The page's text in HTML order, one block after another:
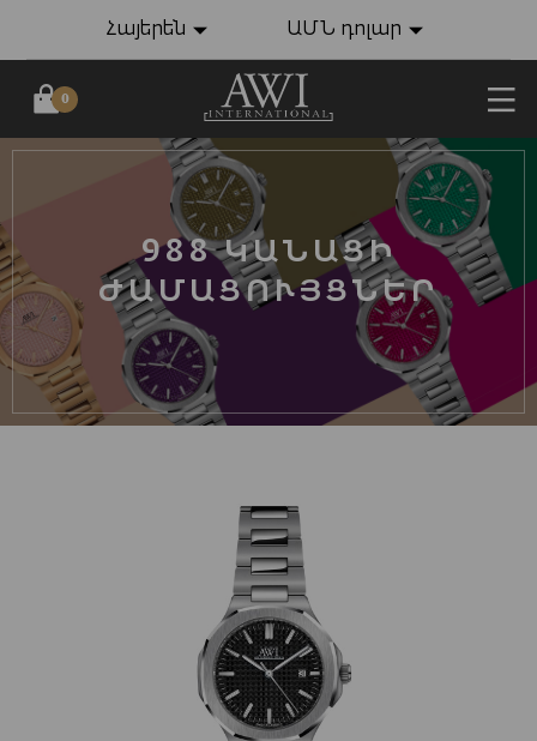
Հայերեն ԱՄՆ դոլար
0
988 ԿԱՆԱՑԻ
ԺԱՄԱՑՈՒՅՑՆԵՐ